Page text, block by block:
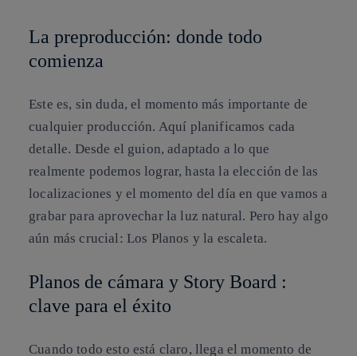
La preproducción: donde todo
comienza
Este es, sin duda, el momento más importante de
cualquier producción. Aquí planificamos cada
detalle. Desde el guion, adaptado a lo que
realmente podemos lograr, hasta la elección de las
localizaciones y el momento del día en que vamos a
grabar para aprovechar la luz natural. Pero hay algo
aún más crucial: Los Planos y la escaleta.
Planos de cámara y Story Board :
clave para el éxito
Cuando todo esto está claro, llega el momento de